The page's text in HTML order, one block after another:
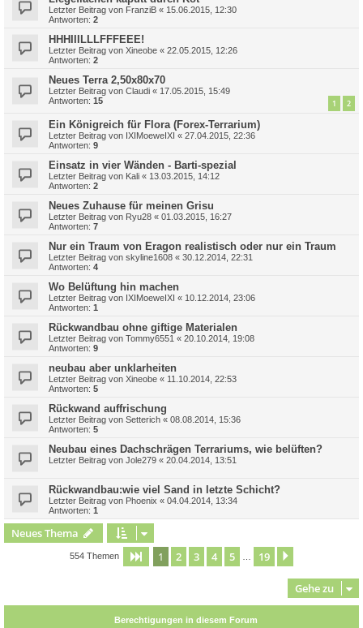
Letzter Beitrag von FranziB « 15.06.2015, 12:30
Antworten: 2
HHHIIILLLFFFEEE!
Letzter Beitrag von Xineobe « 22.05.2015, 12:26
Antworten: 2
Neues Terra 2,50x80x70
Letzter Beitrag von Claudi « 17.05.2015, 15:49
Antworten: 15 1 2
Ein Königreich für Flora (Forex-Terrarium)
Letzter Beitrag von IXIMoeweIXI « 27.04.2015, 22:36
Antworten: 9
Einsatz in vier Wänden - Barti-spezial
Letzter Beitrag von Kali « 13.03.2015, 14:12
Antworten: 2
Neues Zuhause für meinen Grisu
Letzter Beitrag von Ryu28 « 01.03.2015, 16:27
Antworten: 7
Nur ein Traum von Eragon realistisch oder nur ein Traum
Letzter Beitrag von skyline1608 « 30.12.2014, 22:31
Antworten: 4
Wo Belüftung hin machen
Letzter Beitrag von IXIMoeweIXI « 10.12.2014, 23:06
Antworten: 1
Rückwandbau ohne giftige Materialen
Letzter Beitrag von Tommy6551 « 20.10.2014, 19:08
Antworten: 9
neubau aber unklarheiten
Letzter Beitrag von Xineobe « 11.10.2014, 22:53
Antworten: 5
Rückwand auffrischung
Letzter Beitrag von Setterich « 08.08.2014, 15:36
Antworten: 5
Neubau eines Dachschrägen Terrariums, wie belüften?
Letzter Beitrag von Jole279 « 20.04.2014, 13:51
Rückwandbau:wie viel Sand in letzte Schicht?
Letzter Beitrag von Phoenix « 04.04.2014, 13:34
Antworten: 1
Neues Thema
554 Themen Seite 1von 19
1 2 3 4 5 … 19
Gehe zu
Berechtigungen in diesem Forum